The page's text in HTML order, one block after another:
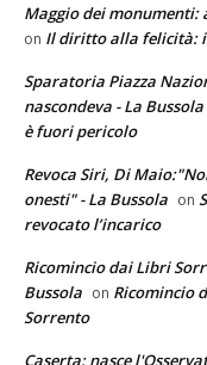
Maggio dei monumenti:
on Il diritto alla felicità:
Sparatoria Piazza
nascondeva - La Bussola
è fuori pericolo
Revoca Siri, Di
onesti" - La Bussola on
revocato l’incarico
Ricomincio dai Libri
Bussola on Ricomincio
Sorrento
Caserta: nasce